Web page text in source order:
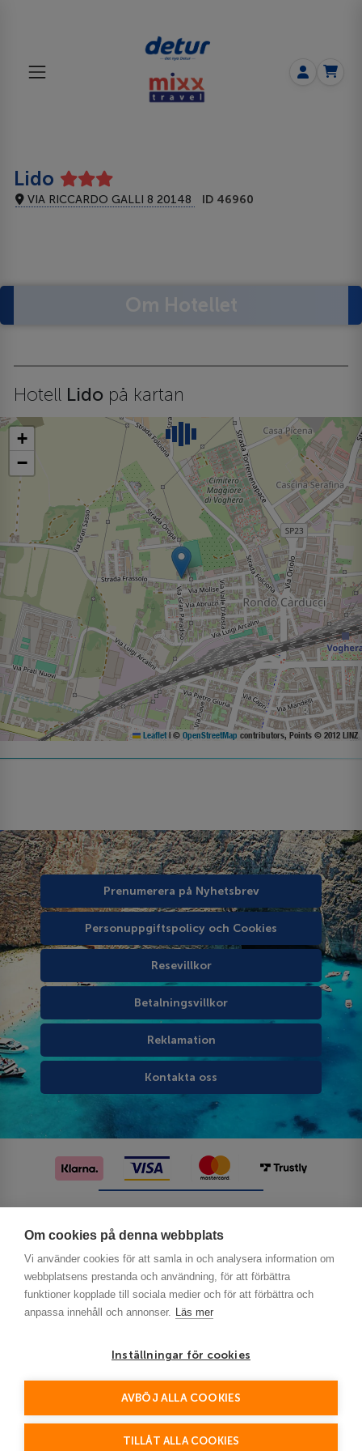
Om cookies på denna webbplats
Vi använder cookies för att samla in och analysera information om
webbplatsens prestanda och användning, för att förbättra
funktioner kopplade till sociala medier och för att förbättra och
anpassa innehåll och annonser. Läs mer
Inställningar för cookies
AVBÖJ ALLA COOKIES
TILLÅT ALLA COOKIES
Lido
VIA RICCARDO GALLI 8 20148 ID 46960
Hotell Lido på kartan
+
−
Leaflet | © OpenStreetMap contributors, Points © 2012 LINZ
Prenumerera på Nyhetsbrev
Personuppgiftspolicy och Cookies
Resevillkor
Betalningsvillkor
Reklamation
Kontakta oss
This site is protected by reCAPTCHA and the Google
Policy and Terms of Service apply.